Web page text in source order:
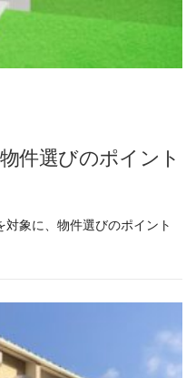
件選びのポイント
象に、物件選びのポイント